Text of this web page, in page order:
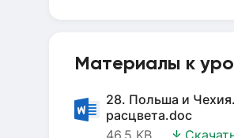
Материалы к
28. Польша и
расцвета.doc
46.5 KB